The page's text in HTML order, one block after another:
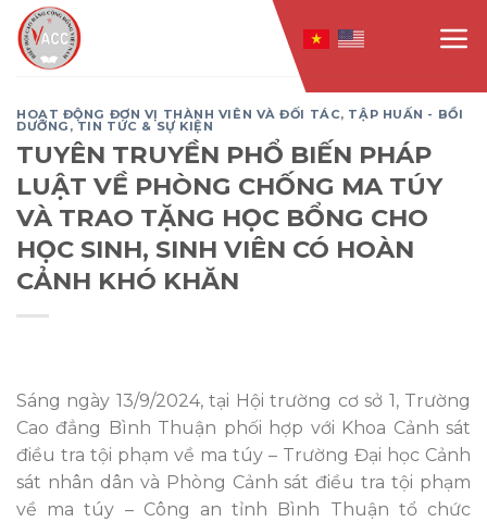
Skip
to
content
HOẠT ĐỘNG ĐƠN VỊ THÀNH VIÊN VÀ ĐỐI TÁC, TẬP HUẤN - BỒI
DƯỠNG , TIN TỨC & SỰ KIỆN
TUYÊN TRUYỀN PHỔ BIẾN PHÁP
LUẬT VỀ PHÒNG CHỐNG MA TÚY
VÀ TRAO TẶNG HỌC BỔNG CHO
HỌC SINH, SINH VIÊN CÓ HOÀN
CẢNH KHÓ KHĂN
Sáng ngày 13/9/2024, tại Hội trường cơ sở 1, Trường
Cao đẳng Bình Thuận phối hợp với Khoa Cảnh sát
điều tra tội phạm về ma túy – Trường Đại học Cảnh
sát nhân dân và Phòng Cảnh sát điều tra tội phạm
về ma túy – Công an tỉnh Bình Thuận tổ chức